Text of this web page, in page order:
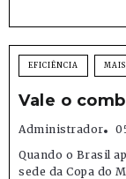
EFICIÊNCIA MAIS
Vale o
Administrador
Quando o Brasil
sede da Copa do